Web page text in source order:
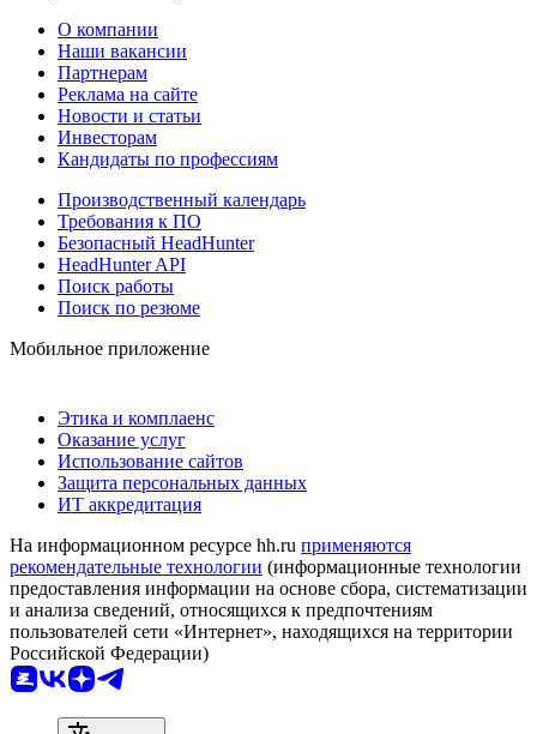
О компании
Наши вакансии
Партнерам
Реклама на сайте
Новости и статьи
Инвесторам
Кандидаты по профессиям
Производственный календарь
Требования к ПО
Безопасный HeadHunter
HeadHunter API
Поиск работы
Поиск по резюме
Мобильное приложение
Этика и комплаенс
Оказание услуг
Использование сайтов
Защита персональных данных
ИТ аккредитация
На информационном ресурсе hh.ru применяются
рекомендательные технологии (информационные технологии
предоставления информации на основе сбора, систематизации
и анализа сведений, относящихся к предпочтениям
пользователей сети «Интернет», находящихся на территории
Российской Федерации)